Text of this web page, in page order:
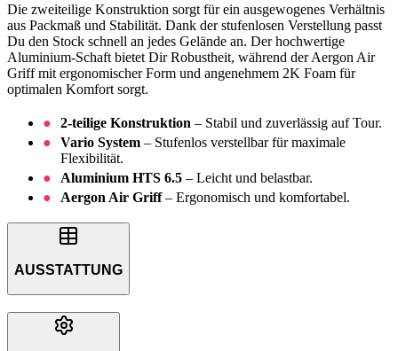
Die zweiteilige Konstruktion sorgt für ein ausgewogenes Verhältnis
aus Packmaß und Stabilität. Dank der stufenlosen Verstellung passt
Du den Stock schnell an jedes Gelände an. Der hochwertige
Aluminium-Schaft bietet Dir Robustheit, während der Aergon Air
Griff mit ergonomischer Form und angenehmem 2K Foam für
optimalen Komfort sorgt.
2-teilige Konstruktion – Stabil und zuverlässig auf Tour.
Vario System – Stufenlos verstellbar für maximale
Flexibilität.
Aluminium HTS 6.5 – Leicht und belastbar.
Aergon Air Griff– Ergonomisch und komfortabel.
AUSSTATTUNG